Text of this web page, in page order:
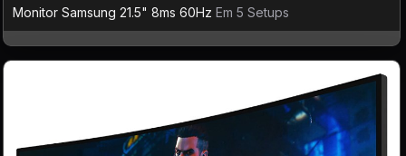
Monitor Samsung 21.5" 8ms 60Hz Em 5 Setups